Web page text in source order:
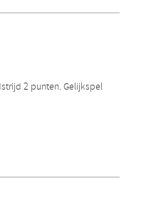
2 punten. Gelijkspel